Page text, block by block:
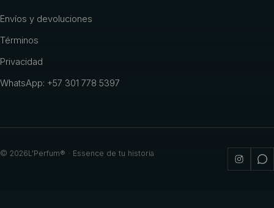
Envíos y devoluciones
Términos
Privacidad
WhatsApp: +57 301 778 5397
© 2026L'Perfum® · Essence de tu historia